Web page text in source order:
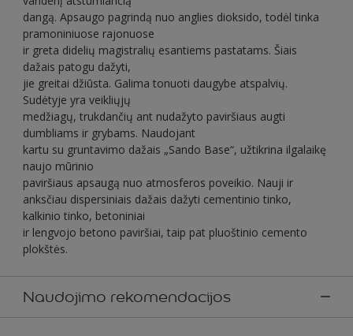
dangą. Apsaugo pagrindą nuo anglies dioksido, todėl tinka
pramoniniuose rajonuose
ir greta didelių magistralių esantiems pastatams. Šiais
dažais patogu dažyti,
jie greitai džiūsta. Galima tonuoti daugybe atspalvių.
Sudėtyje yra veikliųjų
medžiagų, trukdančių ant nudažyto paviršiaus augti
dumbliams ir grybams. Naudojant
kartu su gruntavimo dažais „Sando Base“, užtikrina ilgalaikę
naujo mūrinio
paviršiaus apsaugą nuo atmosferos poveikio. Nauji ir
anksčiau dispersiniais dažais dažyti cementinio tinko,
kalkinio tinko, betoniniai
ir lengvojo betono paviršiai, taip pat pluoštinio cemento
plokštės.
Naudojimo rekomendacijos